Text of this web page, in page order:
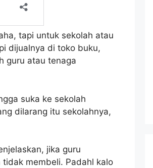
tapi untuk sekolah atau
dijualnya di toko buku,
guru atau tenaga
suka ke sekolah
dilarang itu sekolahnya,
jika guru
membeli. Padahl kalo